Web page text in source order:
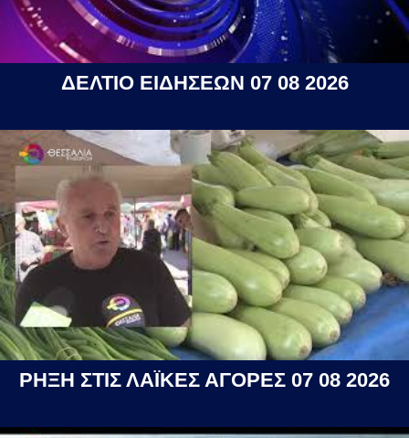
ΔΕΛΤΙΟ ΕΙΔΗΣΕΩΝ 07 08 2026
ΡΗΞΗ ΣΤΙΣ ΛΑΪΚΕΣ ΑΓΟΡΕΣ 07 08 2026